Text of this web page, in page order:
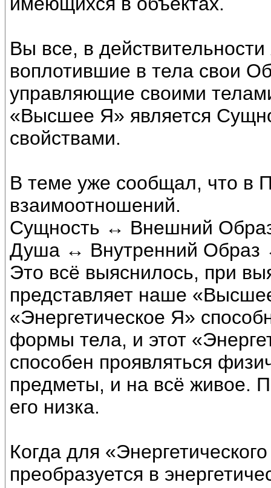
Вы все, в
воплотившие в тела свои
управляющие своими
«Высшее Я» является
свойствами.
В теме уже сообщал, что в
взаимоотношений.
Сущность ↔ Внешний
Душа ↔ Внутренний Образ
Это всё выяснилось, при
представляет наше
«Энергетическое Я»
формы тела, и этот
способен проявляться
предметы, и на всё живое.
его низка.
Когда для
преобразуется в